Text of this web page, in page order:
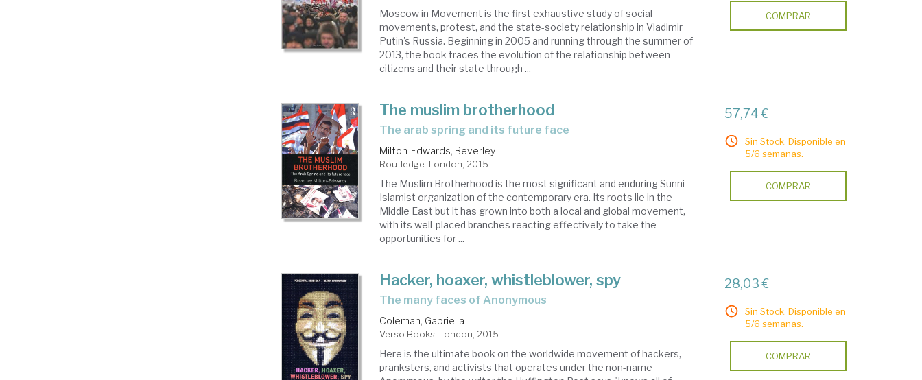
Moscow in Movement is the first exhaustive study of social
movements, protest, and the state-society relationship in Vladimir
Putin's Russia. Beginning in 2005 and running through the summer of
2013, the book traces the evolution of the relationship between
citizens and their state through ...
COMPRAR
The muslim brotherhood
the arab spring and its future face
Milton-Edwards, Beverley
Routledge. London, 2015
The Muslim Brotherhood is the most significant and enduring Sunni
Islamist organization of the contemporary era. Its roots lie in the
Middle East but it has grown into both a local and global movement,
with its well-placed branches reacting effectively to take the
opportunities for ...
57,74 €
Sin Stock. Disponible en
5/6 semanas.
COMPRAR
Hacker, hoaxer, whistleblower, spy
the many faces of Anonymous
Coleman, Gabriella
Verso Books. London, 2015
Here is the ultimate book on the worldwide movement of hackers,
pranksters, and activists that operates under the non-name
28,03 €
Sin Stock. Disponible en
5/6 semanas.
COMPRAR